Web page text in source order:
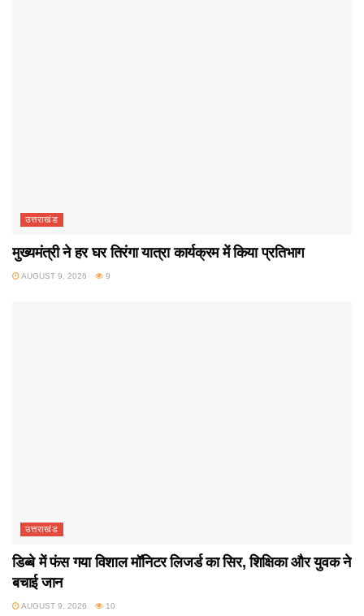
उत्तराखंड
मुख्यमंत्री ने हर घर तिरंगा यात्रा कार्यक्रम में किया प्रतिभाग
AUGUST 9, 2026 9
उत्तराखंड
डिब्बे में फंस गया विशाल मॉनिटर लिजर्ड का सिर, शिक्षिका और युवक ने
बचाई जान
AUGUST 9, 2026 10